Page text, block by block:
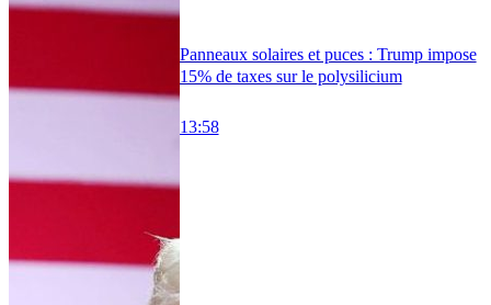
Panneaux solaires et puces : Trump impose
15% de taxes sur le polysilicium
13:58